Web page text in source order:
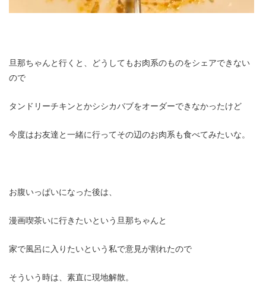
旦那ちゃんと行くと、どうしてもお肉系のものをシェアできない
ので
タンドリーチキンとかシシカバブをオーダーできなかったけど
今度はお友達と一緒に行ってその辺のお肉系も食べてみたいな。
お腹いっぱいになった後は、
漫画喫茶いに行きたいという旦那ちゃんと
家で風呂に入りたいという私で意見が割れたので
そういう時は、素直に現地解散。